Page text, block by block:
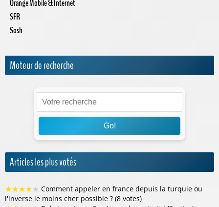
Orange Mobile & Internet
SFR
Sosh
Moteur de recherche
Go!
Articles les plus votés
★★★★★ Comment appeler en france depuis la turquie ou
l'inverse le moins cher possible ? (8 votes)